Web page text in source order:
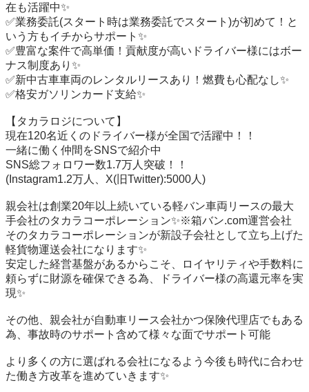
在も活躍中✨
✅業務委託(スタート時は業務委託でスタート)が初めて！と
いう方もイチからサポート✨
✅豊富な案件で高単価！貢献度が高いドライバー様にはボー
ナス制度あり✨
✅新中古車車両のレンタルリースあり！燃費も心配なし✨
✅格安ガソリンカード支給✨
【タカラロジについて】
現在120名近くのドライバー様が全国で活躍中！！
一緒に働く仲間をSNSで紹介中
SNS総フォロワー数1.7万人突破！！
(Instagram1.2万人、X(旧Twitter):5000人)
親会社は創業20年以上続いている軽バン車両リースの最大
手会社のタカラコーポレーション✨※箱バン.com運営会社
そのタカラコーポレーションが新設子会社として立ち上げた
軽貨物運送会社になります✨
安定した経営基盤があるからこそ、ロイヤリティや手数料に
頼らずに財源を確保できる為、ドライバー様の高還元率を実
現✨
その他、親会社が自動車リース会社かつ保険代理店でもある
為、事故時のサポート含めて様々な面でサポート可能
より多くの方に選ばれる会社になるよう今後も時代に合わせ
た働き方改革を進めていきます✨